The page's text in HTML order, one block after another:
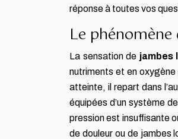
réponse à toutes vos
Le
La sensation de jambes
nutriments et en
atteinte, il repart dans
équipées d’un système
pression est insuffisante
de douleur ou de jambes